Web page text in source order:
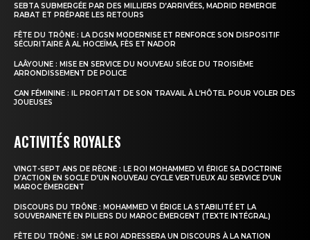
Insight Publications
Nous contacter
Mon compte
SEBTA SUBMERGÉE PAR DES MILLIERS D’ARRIVÉES, MADRID REMERCIE
RABAT ET PRÉPARE LES RETOURS
FÊTE DU TRÔNE : LA DGSN MODERNISE ET RENFORCE SON DISPOSITIF
SÉCURITAIRE À AL HOCEÏMA, FÈS ET NADOR
LAÂYOUNE : MISE EN SERVICE DU NOUVEAU SIÈGE DU TROISIÈME
ARRONDISSEMENT DE POLICE
CAN FÉMININE : IL PROFITAIT DE SON TRAVAIL À L’HÔTEL POUR VOLER DES
JOUEUSES
ACTIVITÉS ROYALES
VINGT-SEPT ANS DE RÈGNE : LE ROI MOHAMMED VI ÉRIGE SA DOCTRINE
D’ACTION EN SOCLE D’UN NOUVEAU CYCLE VERTUEUX AU SERVICE D’UN
MAROC ÉMERGENT
DISCOURS DU TRÔNE : MOHAMMED VI ÉRIGE LA STABILITÉ ET LA
SOUVERAINETÉ EN PILIERS DU MAROC ÉMERGENT (TEXTE INTÉGRAL)
FÊTE DU TRÔNE : SM LE ROI ADRESSERA UN DISCOURS À LA NATION